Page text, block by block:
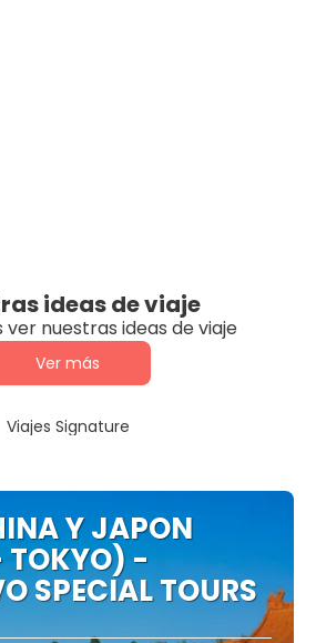
ideas de viaje
ver nuestras ideas de viaje
Ver más
Viajes Signature
Y JAPON
TOKYO) -
SPECIAL TOURS